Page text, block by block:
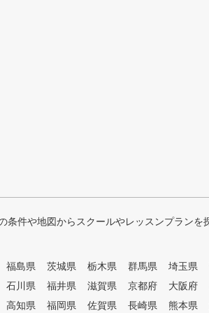
件や地図からスクールやレッスンプランを
福島県 茨城県 栃木県 群馬県 埼玉県
石川県 福井県 滋賀県 京都府 大阪府
高知県 福岡県 佐賀県 長崎県 熊本県